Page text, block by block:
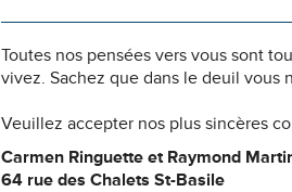
Toutes nos pensées vers vous sont
vivez. Sachez que dans le deuil vous
Veuillez accepter nos plus sincères
Carmen Ringuette et Raymond
64 rue des Chalets St-Basile